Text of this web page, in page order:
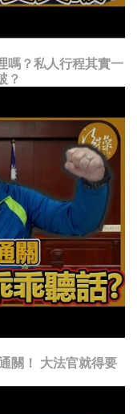
嗎？私人行程其實一
？
關！ 大法官就得要